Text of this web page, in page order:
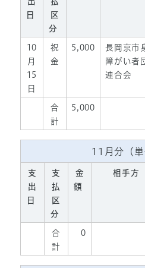
日
区
分
10
月
15
日
祝
金
5,000
長岡京市
障がい者
連合会
合
計
5,000
11月分（単
支
出
日
支
払
区
分
金
額
相手方
合
計
0